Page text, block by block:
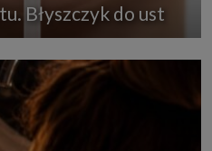
Błyszczyk do ust